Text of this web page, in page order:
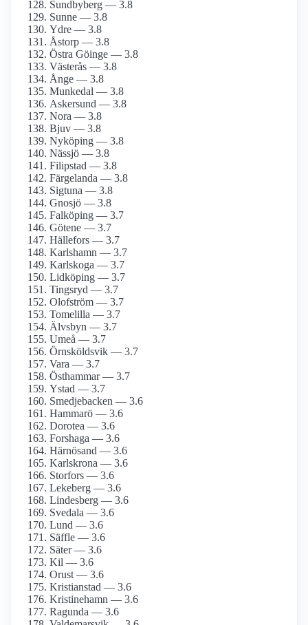
Sundbyberg — 3.8
Sunne — 3.8
Ydre — 3.8
Åstorp — 3.8
Östra Göinge — 3.8
Västerås — 3.8
Ånge — 3.8
Munkedal — 3.8
Askersund — 3.8
Nora — 3.8
Bjuv — 3.8
Nyköping — 3.8
Nässjö — 3.8
Filipstad — 3.8
Färgelanda — 3.8
Sigtuna — 3.8
Gnosjö — 3.8
Falköping — 3.7
Götene — 3.7
Hällefors — 3.7
Karlshamn — 3.7
Karlskoga — 3.7
Lidköping — 3.7
Tingsryd — 3.7
Olofström — 3.7
Tomelilla — 3.7
Älvsbyn — 3.7
Umeå — 3.7
Örnsköldsvik — 3.7
Vara — 3.7
Östhammar — 3.7
Ystad — 3.7
Smedjebacken — 3.6
Hammarö — 3.6
Dorotea — 3.6
Forshaga — 3.6
Härnösand — 3.6
Karlskrona — 3.6
Storfors — 3.6
Lekeberg — 3.6
Lindesberg — 3.6
Svedala — 3.6
Lund — 3.6
Säffle — 3.6
Säter — 3.6
Kil — 3.6
Orust — 3.6
Kristianstad — 3.6
Kristinehamn — 3.6
Ragunda — 3.6